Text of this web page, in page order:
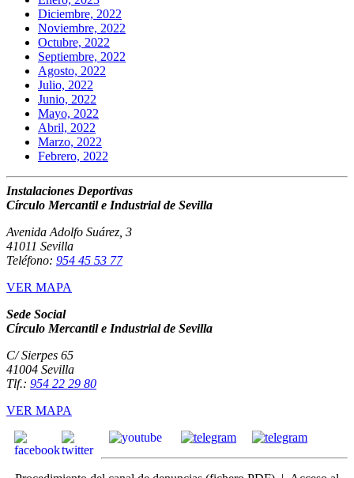
Diciembre, 2022
Noviembre, 2022
Octubre, 2022
Septiembre, 2022
Agosto, 2022
Julio, 2022
Junio, 2022
Mayo, 2022
Abril, 2022
Marzo, 2022
Febrero, 2022
Instalaciones Deportivas
Círculo Mercantil e Industrial de Sevilla
Avenida Adolfo Suárez, 3
41011 Sevilla
Teléfono: 954 45 53 77
VER MAPA
Sede Social
Círculo Mercantil e Industrial de Sevilla
C/ Sierpes 65
41004 Sevilla
Tlf.: 954 22 29 80
VER MAPA